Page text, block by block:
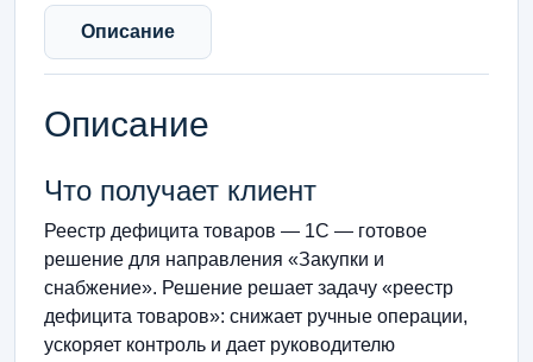
Описание
Описание
Что получает клиент
Реестр дефицита товаров — 1С — готовое
решение для направления «Закупки и
снабжение». Решение решает задачу «реестр
дефицита товаров»: снижает ручные операции,
ускоряет контроль и дает руководителю